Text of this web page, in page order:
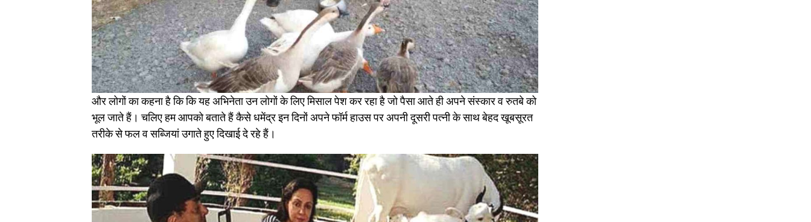
और लोगों का कहना है कि कि यह अभिनेता उन लोगों के लिए मिसाल पेश कर रहा है जो पैसा आते ही अपने संस्कार व रुतबे को
भूल जाते हैं। चलिए हम आपको बताते हैं कैसे धमेंद्र इन दिनों अपने फॉर्म हाउस पर अपनी दूसरी पत्नी के साथ बेहद खूबसूरत
तरीके से फल व सब्जियां उगाते हुए दिखाई दे रहे हैं।